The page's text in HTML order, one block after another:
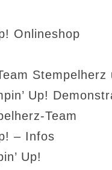
Onlineshop
Stempelherz
Up!
Team
– Infos
Up!